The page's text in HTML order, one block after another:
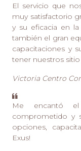
El servicio que
muy satisfactorio
y su eficacia en
también el gran
capacitaciones y
tener nuestros
Victoria Centro
Me encantó
comprometido y
opciones,
Exus!